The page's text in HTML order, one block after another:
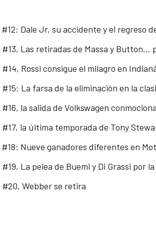
Dale Jr, su accidente y el regreso
Las retiradas de Massa y Button...
Rossi consigue el milagro en
La farsa de la eliminación en la
la salida de Volkswagen
la última temporada de Tony
Nueve ganadores diferentes en
La pelea de Buemi y Di Grassi por
#20, Webber se retira